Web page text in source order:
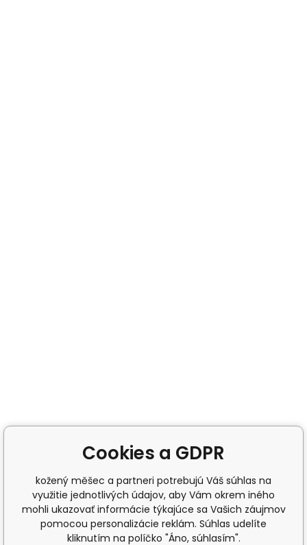
Cookies a GDPR
kožený měšec a partneri potrebujú Váš súhlas na
využitie jednotlivých údajov, aby Vám okrem iného
mohli ukazovať informácie týkajúce sa Vašich záujmov
pomocou personalizácie reklám. Súhlas udelíte
kliknutím na políčko "Áno, súhlasím".